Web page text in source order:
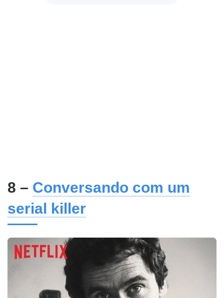
8 – Conversando com um
serial killer